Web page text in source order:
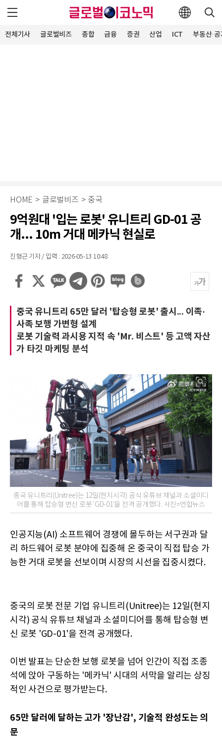
전체기사 글로벌비즈 종합 금융 증권 산업 ICT 부동산·
HOME > 글로벌비즈 > 중국
9억원대 '입는 로봇' 유니트리 GD-01 공
개... 10m 거대 메카닉 현실로
진형근 기자 / 입력 : 2026-05-13 10:48
중국 유니트리 65만 달러 '탑승형 로봇' 출시... 이족·
사족 보행 가변형 설계
로봇 기술력 과시용 지적 속 'Mr. 비스트' 등 고액 자산
가 타깃 마케팅 분석
중국 유니트리(Unitree)는 12일(현지시각) 공식 유튜브 채널과 소셜미디
어를 통해 탑승형 변신 로봇 'GD-01'을 전격 공개했다. 사진=연합뉴스
인공지능(AI) 소프트웨어 경쟁에 몰두하는 서구권과 달
리 하드웨어 로봇 분야에 집중해 온 중국이 직접 탑승 가
능한 거대 로봇을 선보이며 시장의 시선을 집중시켰다.
중국의 로봇 전문 기업 유니트리(Unitree)는 12일(현지
시각) 공식 유튜브 채널과 소셜미디어를 통해 탑승형 변
신 로봇 'GD-01'을 전격 공개했다.
이번 발표는 단순한 보행 로봇을 넘어 인간이 직접 조종
석에 앉아 구동하는 '메카닉' 시대의 서막을 알리는 상징
적인 사건으로 평가받는다.
65만 달러에 달하는 고가 '장난감', 기술적 완성도는 의
문